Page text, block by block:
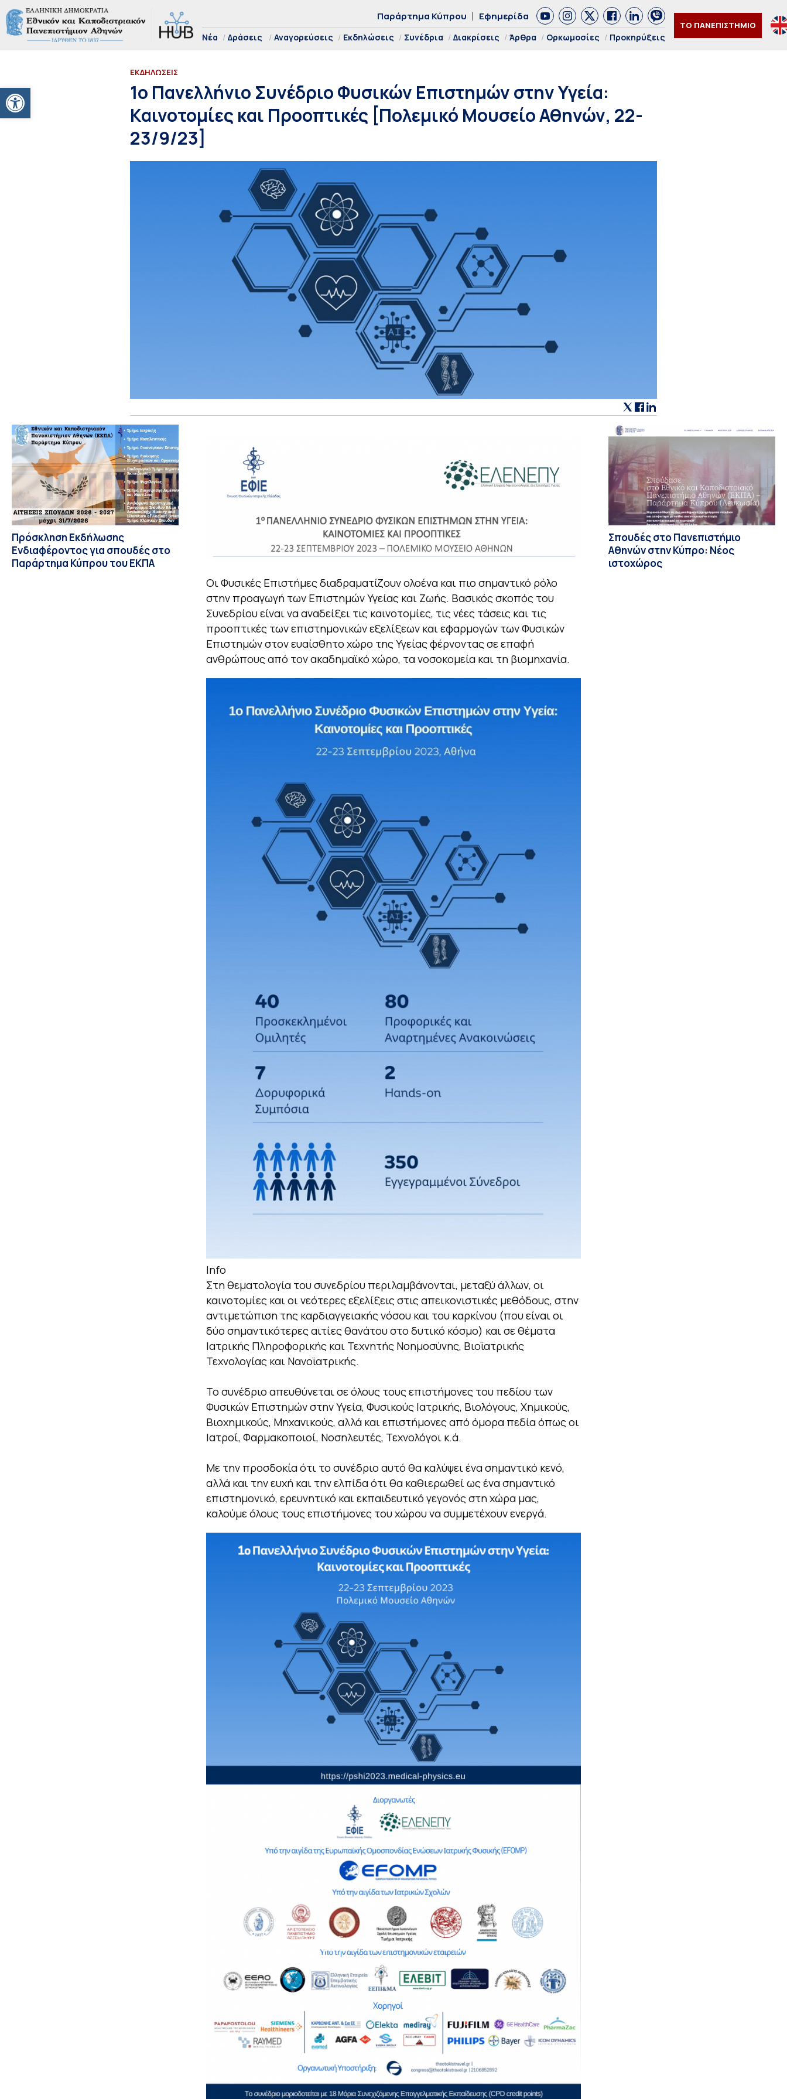
Ανοίξτε τη γραμμή εργαλείων
Παράρτημα Κύπρου Εφημερίδα
Νέα Δράσεις Αναγορεύσεις Εκδηλώσεις Συνέδρια Διακρίσεις Άρθρα Ορκωμοσίες Προκηρύξεις
ΤΟ ΠΑΝΕΠΙΣΤΗΜΙΟ
ΕΚΔΗΛΩΣΕΙΣ
1ο Πανελλήνιο Συνέδριο Φυσικών Επιστημών στην Υγεία:
Καινοτομίες και Προοπτικές [Πολεμικό Μουσείο Αθηνών, 22-
23/9/23]
Πρόσκληση Εκδήλωσης
Ενδιαφέροντος για σπουδές στο
Παράρτημα Κύπρου του ΕΚΠΑ
Οι Φυσικές Επιστήμες διαδραματίζουν ολοένα και πιο σημαντικό ρόλο
στην προαγωγή των Επιστημών Υγείας και Ζωής. Βασικός σκοπός του
Συνεδρίου είναι να αναδείξει τις καινοτομίες, τις νέες τάσεις και τις
προοπτικές των επιστημονικών εξελίξεων και εφαρμογών των Φυσικών
Επιστημών στον ευαίσθητο χώρο της Υγείας φέρνοντας σε επαφή
ανθρώπους από τον ακαδημαϊκό χώρο, τα νοσοκομεία και τη βιομηχανία.
Info
Στη θεματολογία του συνεδρίου περιλαμβάνονται, μεταξύ άλλων, οι
καινοτομίες και οι νεότερες εξελίξεις στις απεικονιστικές μεθόδους, στην
αντιμετώπιση της καρδιαγγειακής νόσου και του καρκίνου (που είναι οι
δύο σημαντικότερες αιτίες θανάτου στο δυτικό κόσμο) και σε θέματα
Ιατρικής Πληροφορικής και Τεχνητής Νοημοσύνης, Βιοϊατρικής
Τεχνολογίας και Νανοϊατρικής.
Το συνέδριο απευθύνεται σε όλους τους επιστήμονες του πεδίου των
Φυσικών Επιστημών στην Υγεία, Φυσικούς Ιατρικής, Βιολόγους, Χημικούς,
Βιοχημικούς, Μηχανικούς, αλλά και επιστήμονες από όμορα πεδία όπως οι
Ιατροί, Φαρμακοποιοί, Νοσηλευτές, Τεχνολόγοι κ.ά.
Με την προσδοκία ότι το συνέδριο αυτό θα καλύψει ένα σημαντικό κενό,
αλλά και την ευχή και την ελπίδα ότι θα καθιερωθεί ως ένα σημαντικό
επιστημονικό, ερευνητικό και εκπαιδευτικό γεγονός στη χώρα μας,
καλούμε όλους τους επιστήμονες του χώρου να συμμετέχουν ενεργά.
Σπουδές στο Πανεπιστήμιο
Αθηνών στην Κύπρο: Νέος
ιστοχώρος